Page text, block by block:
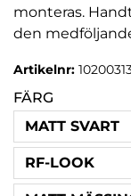
monteras.
den
Artikelnr:
FÄRG
MATT SVART
RF-LOOK